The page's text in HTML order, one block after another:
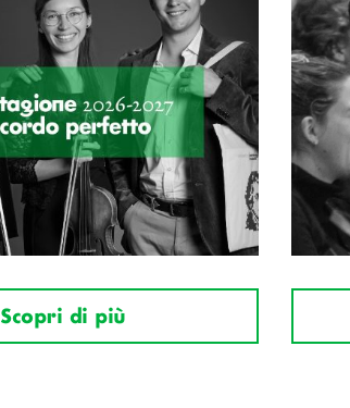
Scopri di più